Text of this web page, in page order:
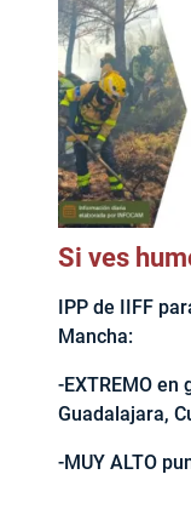
Si ves
IPP de IIFF
Mancha:
-EXTREMO en
Guadalajara,
-MUY ALTO